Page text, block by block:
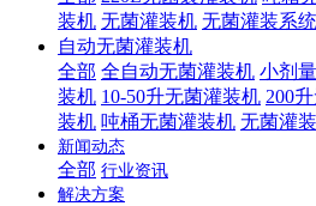
装机 无菌灌装机 无菌灌装系统
自动无菌灌装机
全部 全自动无菌灌装机 小剂
装机 10-50升无菌灌装机 200
装机 吨桶无菌灌装机 无菌灌
新闻动态
全部 行业资讯
解决方案